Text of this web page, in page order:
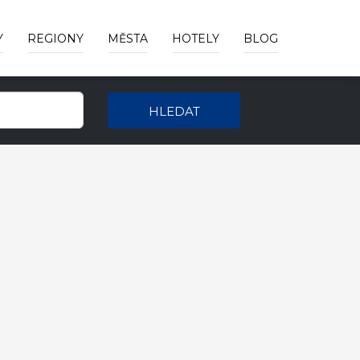
REGIONY MĚSTA HOTELY BLOG
HLEDAT